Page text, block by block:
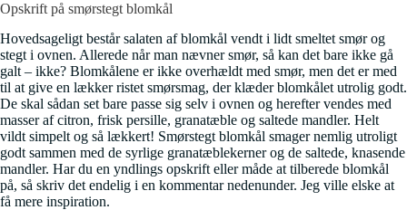
Opskrift på smørstegt blomkål
Hovedsageligt består salaten af blomkål vendt i lidt smeltet smør og
stegt i ovnen. Allerede når man nævner smør, så kan det bare ikke gå
galt – ikke? Blomkålene er ikke overhældt med smør, men det er med
til at give en lækker ristet smørsmag, der klæder blomkålet utrolig godt.
De skal sådan set bare passe sig selv i ovnen og herefter vendes med
masser af citron, frisk persille, granatæble og saltede mandler. Helt
vildt simpelt og så lækkert! Smørstegt blomkål smager nemlig utroligt
godt sammen med de syrlige granatæblekerner og de saltede, knasende
mandler. Har du en yndlings opskrift eller måde at tilberede blomkål
på, så skriv det endelig i en kommentar nedenunder. Jeg ville elske at
få mere inspiration.